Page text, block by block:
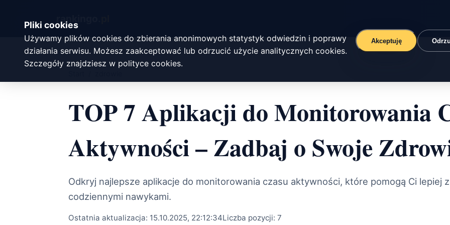
Pliki cookies
Używamy plików cookies do zbierania anonimowych statystyk odwiedzin i poprawy
działania serwisu. Możesz zaakceptować lub odrzucić użycie analitycznych cookies.
Szczegóły znajdziesz w polityce cookies.
Akceptuję
rankingo.
TOP 7 Aplikacji do Monitorowania
Aktywności – Zadbaj o Swoje
Odkryj najlepsze aplikacje do monitorowania czasu aktywności, które pomogą Ci lepiej
codziennymi nawykami.
Ostatnia aktualizacja: 15.10.2025, 22:12:34Liczba pozycji: 7